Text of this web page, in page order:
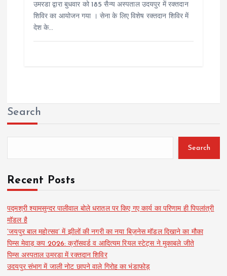
उमरडा द्वारा बुधवार को 185 सैन्य अस्पताल उदयपुर में रक्तदान
शिविर का आयोजन गया । सेना के लिए विशेष रक्तदान शिविर में
देश के…
Search
Search
Recent Posts
पद्मश्री श्यामसुन्दर पालीवाल बोले धरातल पर किए गए कार्य का परिणाम ही पिपलांत्री
मॉडल है
‘जयपुर बाल महोत्सव’ में झीलों की नगरी का नया बिज़नेस मॉडल दिखाने का मौका
पिम्स मेवाड़ कप 2026: क्रॉसवर्ड व आदित्यम रियल स्टेट्स ने मुकाबले जीते
पिम्स अस्पताल उमरडा में रक्तदान शिविर
उदयपुर संभाग में जाली नोट छापने वाले गिरोह का भंडाफोड़